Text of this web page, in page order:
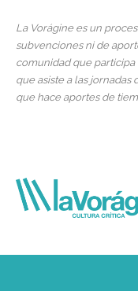
La Vorágine es un
subvenciones ni de
comunidad que
que asiste a las
que hace aportes de